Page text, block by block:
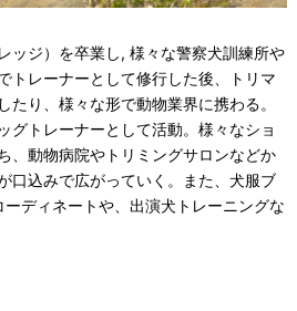
ッジ）を卒業し, 様々な警察犬訓練所や
トレーナーとして修行した後、トリマ
たり、様々な形で動物業界に携わる。
グトレーナーとして活動。様々なショ
、動物病院やトリミングサロンなどか
口込みで広がっていく。また、犬服ブ
ディネートや、出演犬トレーニングな